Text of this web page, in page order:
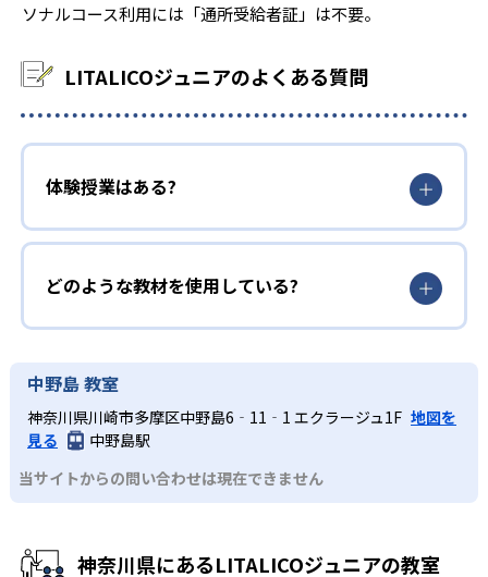
ソナルコース利用には「通所受給者証」は不要。
LITALICOジュニアのよくある質問
体験授業はある?
どのような教材を使用している?
中野島 教室
神奈川県川崎市多摩区中野島6‐11‐1 エクラージュ1F 地図を
見る
中野島駅
当サイトからの問い合わせは現在できません
神奈川県にあるLITALICOジュニアの教室